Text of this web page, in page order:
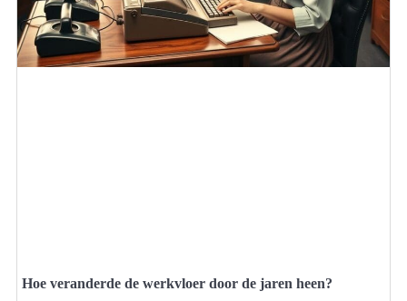
Hoe veranderde de werkvloer door de jaren heen?